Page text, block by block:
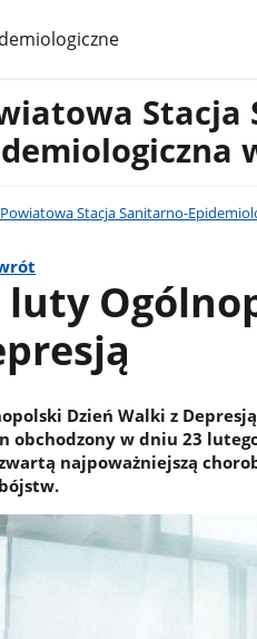
Stacja
Powiatowa Stacja Sanitarno-
luty
Dzień Walki z
obchodzony w dniu 23
najpoważniejszą